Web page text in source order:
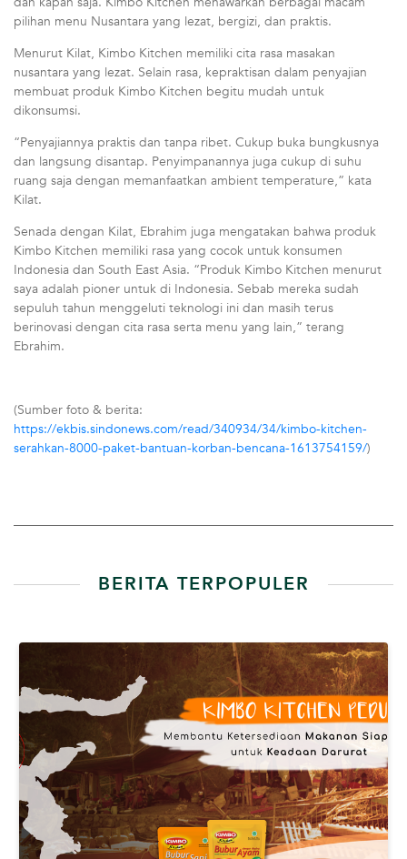
pilihan menu Nusantara yang lezat, bergizi, dan praktis.
Menurut Kilat, Kimbo Kitchen memiliki cita rasa masakan
nusantara yang lezat. Selain rasa, kepraktisan dalam penyajian
membuat produk Kimbo Kitchen begitu mudah untuk
dikonsumsi.
“Penyajiannya praktis dan tanpa ribet. Cukup buka bungkusnya
dan langsung disantap. Penyimpanannya juga cukup di suhu
ruang saja dengan memanfaatkan ambient temperature,” kata
Kilat.
Senada dengan Kilat, Ebrahim juga mengatakan bahwa produk
Kimbo Kitchen memiliki rasa yang cocok untuk konsumen
Indonesia dan South East Asia. “Produk Kimbo Kitchen menurut
saya adalah pioner untuk di Indonesia. Sebab mereka sudah
sepuluh tahun menggeluti teknologi ini dan masih terus
berinovasi dengan cita rasa serta menu yang lain,” terang
Ebrahim.
(Sumber foto & berita:
https://ekbis.sindonews.com/read/340934/34/kimbo-kitchen-
serahkan-8000-paket-bantuan-korban-bencana-1613754159/)
BERITA TERPOPULER